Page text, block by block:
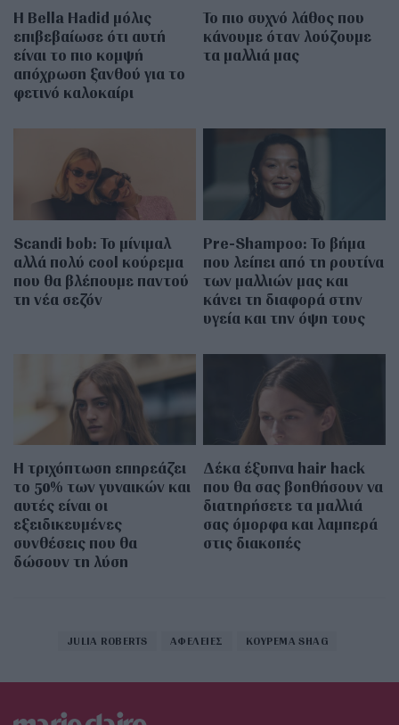
Η Bella Hadid μόλις
επιβεβαίωσε ότι αυτή
είναι το πιο κομψή
απόχρωση ξανθού για το
φετινό καλοκαίρι
Το πιο συχνό λάθος που
κάνουμε όταν λούζουμε
τα μαλλιά μας
Scandi bob: Το μίνιμαλ
αλλά πολύ cool κούρεμα
που θα βλέπουμε παντού
τη νέα σεζόν
Pre-Shampoo: Το βήμα
που λείπει από τη ρουτίνα
των μαλλιών μας και
κάνει τη διαφορά στην
υγεία και την όψη τους
Η τριχόπτωση επηρεάζει
το 50% των γυναικών και
αυτές είναι οι
εξειδικευμένες
συνθέσεις που θα
δώσουν τη λύση
Δέκα έξυπνα hair hack
που θα σας βοηθήσουν να
διατηρήσετε τα μαλλιά
σας όμορφα και λαμπερά
στις διακοπές
JULIA ROBERTS ΑΦΕΛΕΙΕΣ ΚΟΥΡΕΜΑ SHAG